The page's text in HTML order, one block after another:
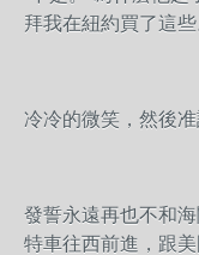
拜我在紐約買了這些
冷冷的微笑，然後准
發誓永遠再也不和
特車往西前進，跟